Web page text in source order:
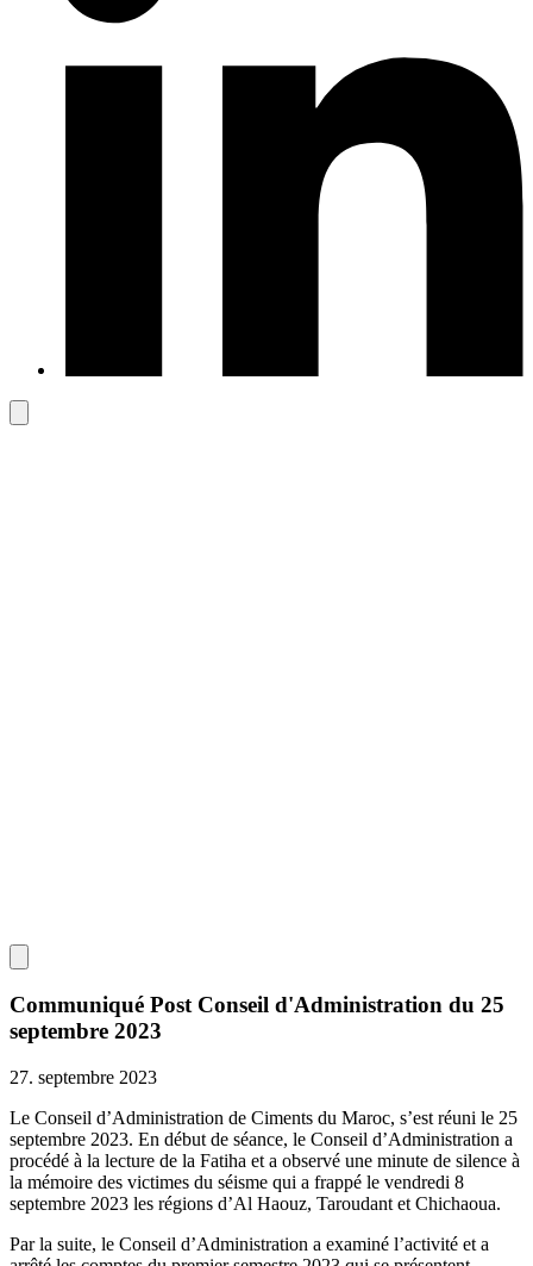
Communiqué Post Conseil d'Administration du 25
septembre 2023
27. septembre 2023
Le Conseil d’Administration de Ciments du Maroc, s’est réuni le 25
septembre 2023. En début de séance, le Conseil d’Administration a
procédé à la lecture de la Fatiha et a observé une minute de silence à
la mémoire des victimes du séisme qui a frappé le vendredi 8
septembre 2023 les régions d’Al Haouz, Taroudant et Chichaoua.
Par la suite, le Conseil d’Administration a examiné l’activité et a